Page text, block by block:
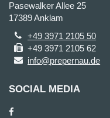
Pasewalker Allee 25
17389 Anklam
+49 3971 2105 50
+49 3971 2105 62
info@prepernau.de
SOCIAL MEDIA